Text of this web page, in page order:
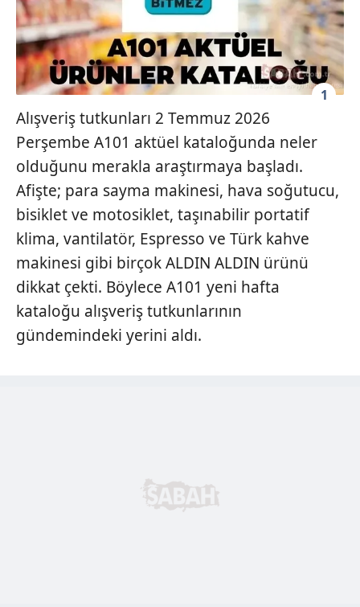
1
Alışveriş tutkunları 2 Temmuz 2026
Perşembe A101 aktüel kataloğunda neler
olduğunu merakla araştırmaya başladı.
Afişte; para sayma makinesi, hava soğutucu,
bisiklet ve motosiklet, taşınabilir portatif
klima, vantilatör, Espresso ve Türk kahve
makinesi gibi birçok ALDIN ALDIN ürünü
dikkat çekti. Böylece A101 yeni hafta
kataloğu alışveriş tutkunlarının
gündemindeki yerini aldı.